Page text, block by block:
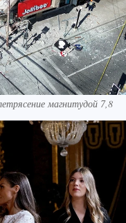
магнитудой 7,8